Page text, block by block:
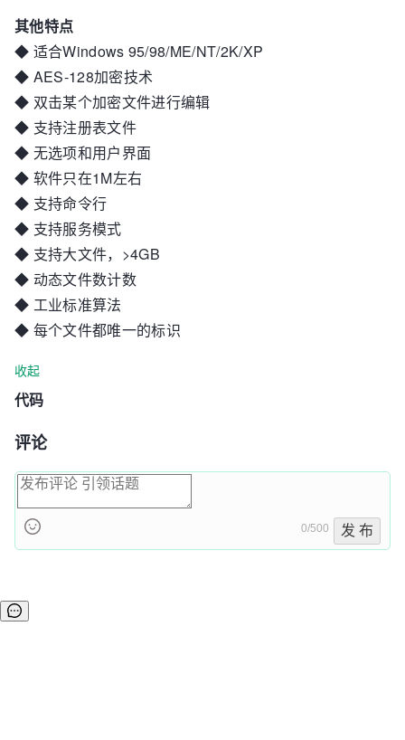
其他特点
◆ 适合Windows 95/98/ME/NT/2K/XP
◆ AES-128加密技术
◆ 双击某个加密文件进行编辑
◆ 支持注册表文件
◆ 无选项和用户界面
◆ 软件只在1M左右
◆ 支持命令行
◆ 支持服务模式
◆ 支持大文件，>4GB
◆ 动态文件数计数
◆ 工业标准算法
◆ 每个文件都唯一的标识
收起
代码
评论
0/500 发 布